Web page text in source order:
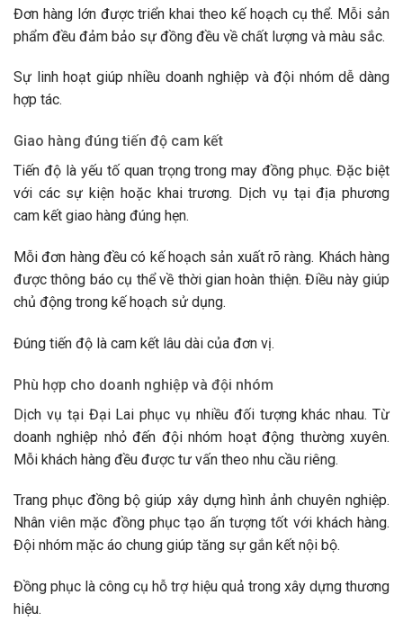
Đơn hàng lớn được triển khai theo kế hoạch cụ thể. Mỗi sản
phẩm đều đảm bảo sự đồng đều về chất lượng và màu sắc.
Sự linh hoạt giúp nhiều doanh nghiệp và đội nhóm dễ dàng
hợp tác.
Giao hàng đúng tiến độ cam kết
Tiến độ là yếu tố quan trọng trong may đồng phục. Đặc biệt
với các sự kiện hoặc khai trương. Dịch vụ tại địa phương
cam kết giao hàng đúng hẹn.
Mỗi đơn hàng đều có kế hoạch sản xuất rõ ràng. Khách hàng
được thông báo cụ thể về thời gian hoàn thiện. Điều này giúp
chủ động trong kế hoạch sử dụng.
Đúng tiến độ là cam kết lâu dài của đơn vị.
Phù hợp cho doanh nghiệp và đội nhóm
Dịch vụ tại Đại Lai phục vụ nhiều đối tượng khác nhau. Từ
doanh nghiệp nhỏ đến đội nhóm hoạt động thường xuyên.
Mỗi khách hàng đều được tư vấn theo nhu cầu riêng.
Trang phục đồng bộ giúp xây dựng hình ảnh chuyên nghiệp.
Nhân viên mặc đồng phục tạo ấn tượng tốt với khách hàng.
Đội nhóm mặc áo chung giúp tăng sự gắn kết nội bộ.
Đồng phục là công cụ hỗ trợ hiệu quả trong xây dựng thương
hiệu.